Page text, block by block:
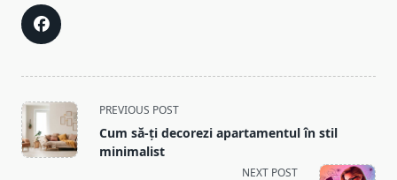
<span
class="nav-
subtitle
PREVIOUS POST
Cum să-ți decorezi apartamentul în stil
minimalist
NEXT POST